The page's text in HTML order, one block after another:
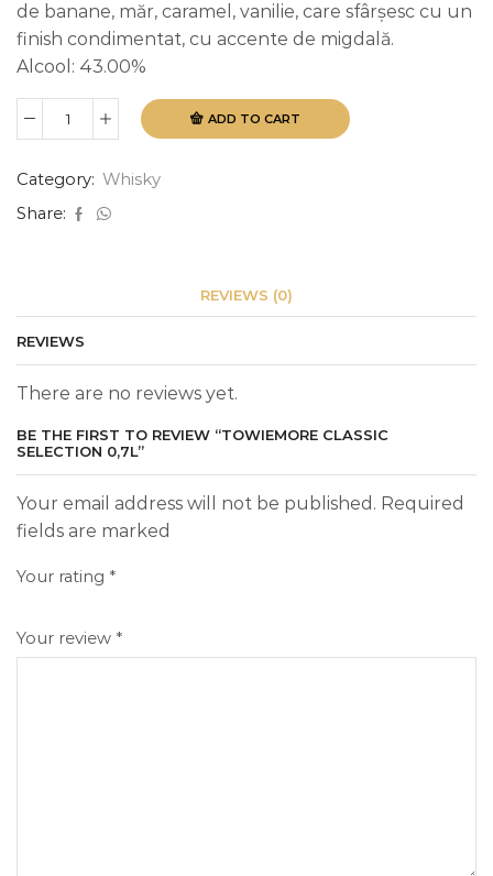
de banane, măr, caramel, vanilie, care sfârșesc cu un
finish condimentat, cu accente de migdală.
Alcool: 43.00%
Towiemore
0,7L
quantity
ADD TO CART
Category: Whisky
Share:
REVIEWS (0)
REVIEWS
There are no reviews yet.
BE THE FIRST TO REVIEW “TOWIEMORE CLASSIC
SELECTION 0,7L”
Your email address will not be published. Required
fields are marked
Your rating *
Your review *